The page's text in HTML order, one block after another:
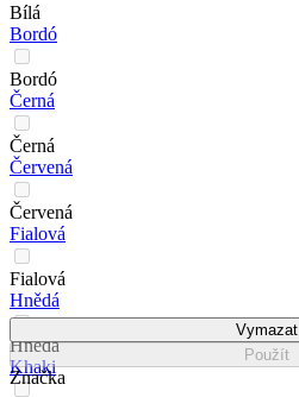
Bílá
Bordó
Bordó
Černá
Černá
Červená
Červená
Fialová
Fialová
Hnědá
Hnědá
Khaki
Vymazat
Použít
Značka